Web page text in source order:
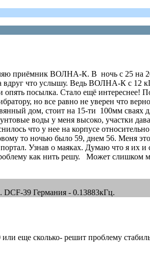
приёмник ВОЛНА-К. В ночь с 25 на
вдруг что услышу. Ведь ВОЛНА-К с 12
посылка. Стало ещё интереснее!
но все равно не уверен что
дом, стоит на 15-ти 100мм сваях
воды у меня высоко, участки
что у нее на корпусе
то ночью было 59, днем 56. Меня
Узнав о маяках. Думаю что я их
как нить решу. Может слишком
39 Германия - 0.13883кГц.
еще сколько- решит проблему